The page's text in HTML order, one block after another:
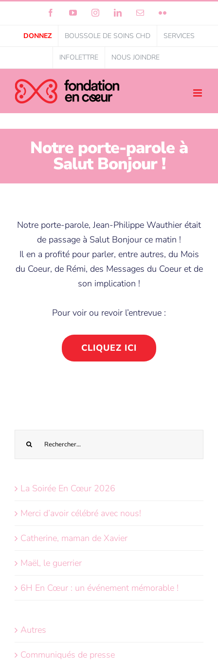
FacebookYouTubeInstagramLinkedInCourrielFlickr
DONNEZ BOUSSOLE DE SOINS CHD SERVICES
INFOLETTRE NOUS JOINDRE
Notre porte-parole à
Salut Bonjour !
Notre porte-parole,Jean-Philippe Wauthier était
de passage à Salut Bonjour ce matin !
Il en a profité pour parler, entre autres, du Mois
du Coeur, de Rémi, des Messages du Coeur et de
son implication !
Pour voir ou revoir l’entrevue :
CLIQUEZ ICI
:
La Soirée En Cœur 2026
Merci d’avoir célébré avec nous!
Catherine, maman de Xavier
Maël, le guerrier
6H En Cœur : un événement mémorable !
Autres
Communiqués de presse